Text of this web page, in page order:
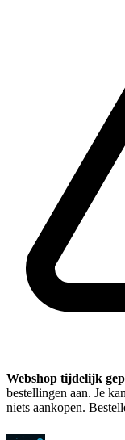
Webshop tijdelijk
bestellingen aan. Je
niets aankopen.